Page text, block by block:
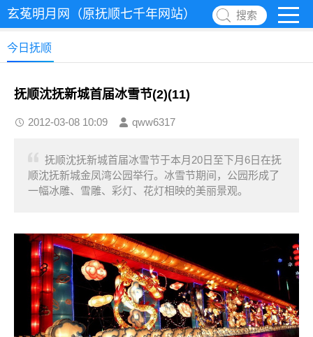
玄菟明月网（原抚顺七千年网站） 搜索
今日抚顺
抚顺沈抚新城首届冰雪节(2)(11)
2012-03-08 10:09 qww6317
抚顺沈抚新城首届冰雪节于本月20日至下月6日在抚
顺沈抚新城金凤湾公园举行。冰雪节期间，公园形成了
一幅冰雕、雪雕、彩灯、花灯相映的美丽景观。